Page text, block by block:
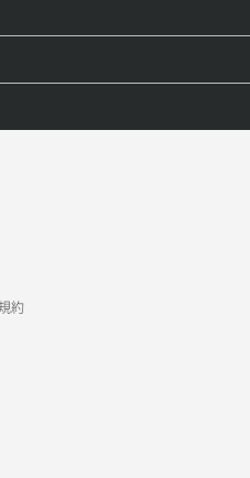
変更）
ーク用）
ーク用）
）
約